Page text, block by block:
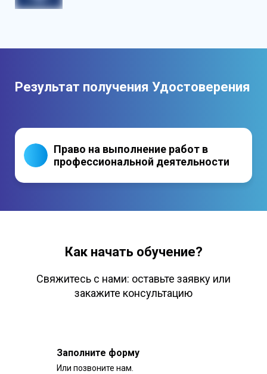
Персонализированный документ о
элементы защиты
Результат получения Удостоверения
Право на выполнение работ в
профессиональной деятельности
Как начать обучение?
Свяжитесь с нами: оставьте заявку или
закажите консультацию
Заполните форму
Или позвоните нам.